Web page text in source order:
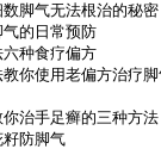
脚气无法根治的秘密
的日常预防
种食疗偏方
你使用老偏方治疗
治手足癣的三种方法
籽防脚气